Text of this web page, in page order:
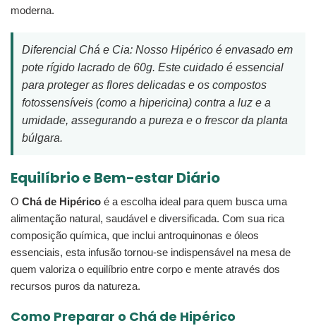
moderna.
Diferencial Chá e Cia: Nosso Hipérico é envasado em
pote rígido lacrado de 60g. Este cuidado é essencial
para proteger as flores delicadas e os compostos
fotossensíveis (como a hipericina) contra a luz e a
umidade, assegurando a pureza e o frescor da planta
búlgara.
Equilíbrio e Bem-estar Diário
O Chá de Hipérico é a escolha ideal para quem busca uma
alimentação natural, saudável e diversificada. Com sua rica
composição química, que inclui antroquinonas e óleos
essenciais, esta infusão tornou-se indispensável na mesa de
quem valoriza o equilíbrio entre corpo e mente através dos
recursos puros da natureza.
Como Preparar o Chá de Hipérico